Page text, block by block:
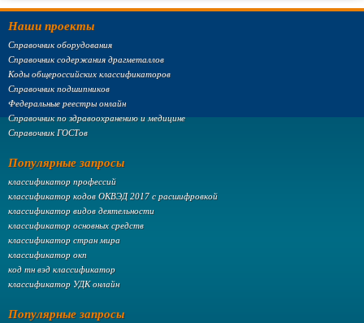
Наши проекты
Справочник оборудования
Справочник содержания драгметаллов
Коды общероссийских классификаторов
Справочник подшипников
Федеральные реестры онлайн
Справочник по здравоохранению и медицине
Справочник ГОСТов
Популярные запросы
классификатор профессий
классификатор кодов ОКВЭД 2017 с расшифровкой
классификатор видов деятельности
классификатор основных средств
классификатор стран мира
классификатор окп
код тн вэд классификатор
классификатор УДК онлайн
Популярные запросы